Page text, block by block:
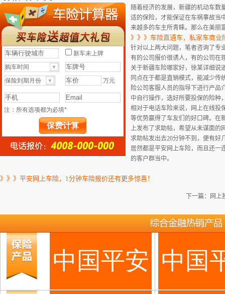
随着经济的发展，新疆的机动车数
适的保险，才能保证在车祸事故当
来越多的车主所青睐。那么在美丽
》》》车险直通车，私家车商业
针对以上两大问题，笔者咨询了专
有的公司报价很诱人，有的公司在
关于新疆车险哪家好，徐某详细说
同点在于都是直销模式，能减少
险公司客服人员的指导下进行产品
中自行操作，选好所要投保的险种
相对于电话车险来说，网上在线投
等优势赢得了车友们的好口碑。在
上发布了求助帖，希望从未谋面的
求助帖发出去20分钟不到，便有好
居然都是平安网上车险，而且还一
的客户群当中。
》》》平安网上车险，1分钟车险报价还有更多惊喜！
下一篇： 网上